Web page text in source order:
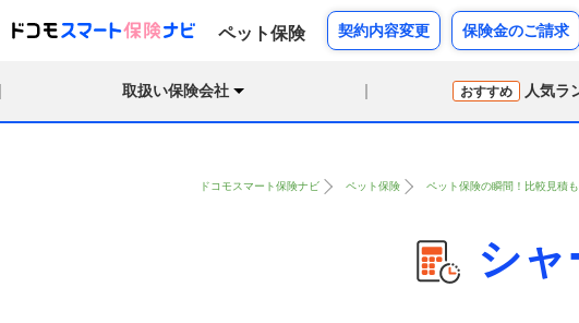
ペット保険 契約内容変更 保険金のご請求
取扱い保険会社 おすすめ 人気ラ
ドコモスマート保険ナビ ペット保険 ペット保険の瞬間！比較見積
シャ